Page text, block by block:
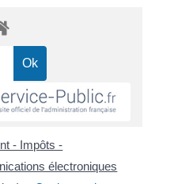
- Impôts -
électroniques